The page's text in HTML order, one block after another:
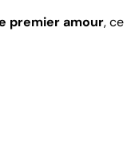
premier amour, ce